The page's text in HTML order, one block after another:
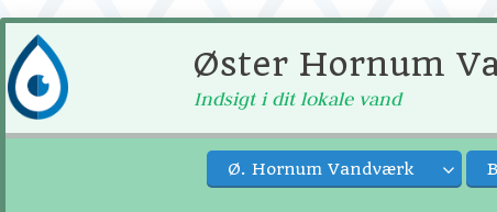
Øster Hornum
Indsigt i dit lokale vand
Ø. Hornum Vandværk